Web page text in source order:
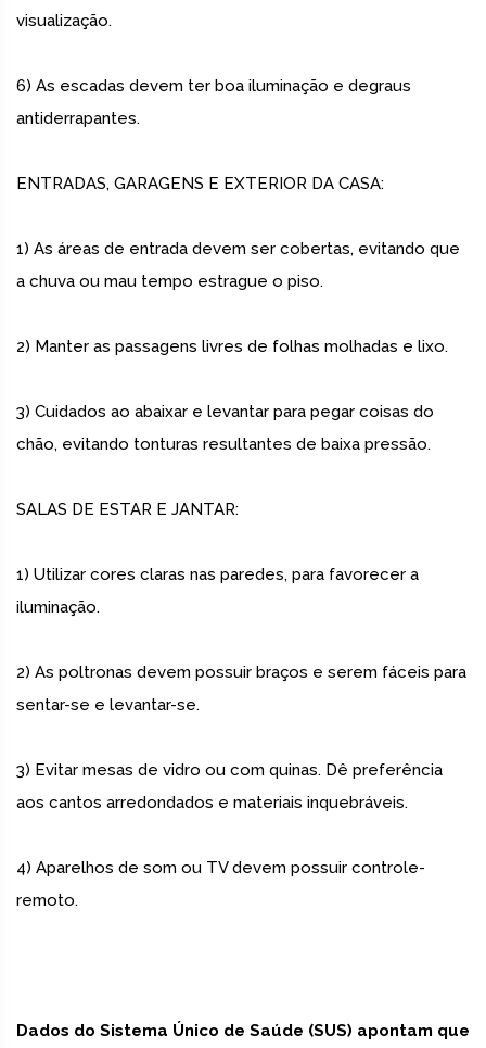
visualização.
6) As escadas devem ter boa iluminação e degraus
antiderrapantes.
ENTRADAS, GARAGENS E EXTERIOR DA CASA:
1) As áreas de entrada devem ser cobertas, evitando que
a chuva ou mau tempo estrague o piso.
2) Manter as passagens livres de folhas molhadas e lixo.
3) Cuidados ao abaixar e levantar para pegar coisas do
chão, evitando tonturas resultantes de baixa pressão.
SALAS DE ESTAR E JANTAR:
1) Utilizar cores claras nas paredes, para favorecer a
iluminação.
2) As poltronas devem possuir braços e serem fáceis para
sentar-se e levantar-se.
3) Evitar mesas de vidro ou com quinas. Dê preferência
aos cantos arredondados e materiais inquebráveis.
4) Aparelhos de som ou TV devem possuir controle-
remoto.
Dados do Sistema Único de Saúde (SUS) apontam que